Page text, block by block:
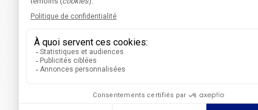
énoncés dans la Charte de collaboration des
CoP AQPC?
Conditions d’utilisation
Je confirme avoir lu et j’accepte les